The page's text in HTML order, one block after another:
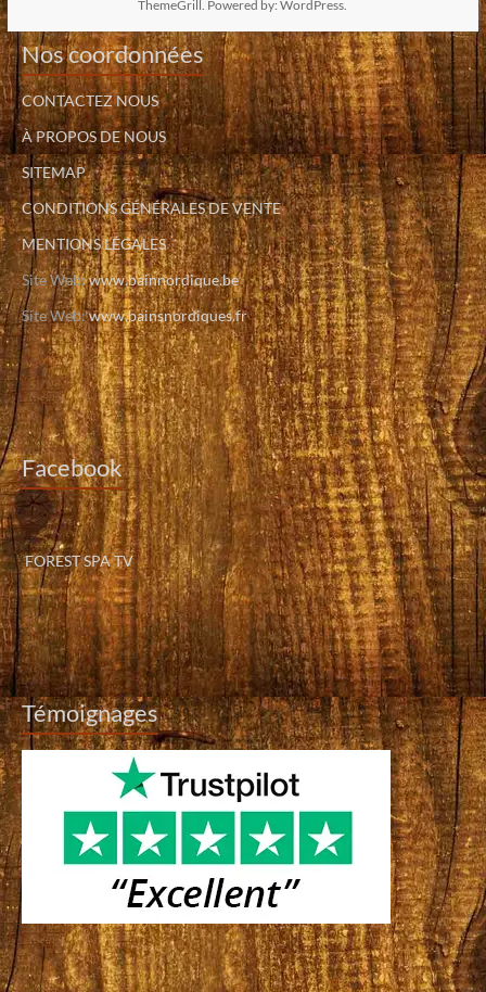
Nos coordonnées
CONTACTEZ NOUS
À PROPOS DE NOUS
SITEMAP
CONDITIONS GÉNÉRALES DE VENTE
MENTIONS LÉGALES
Site Web:www.bainnordique.be
Site Web:www.bainsnordiques.fr
Facebook
FOREST SPA TV
Témoignages
ThemeGrill. Powered by:WordPress.